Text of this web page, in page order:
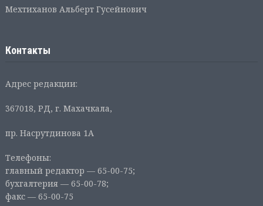
Мехтиханов Альберт Гусейнович
Контакты
Адрес редакции:
367018, РД, г. Махачкала,
пр. Насрутдинова 1А
Телефоны:
главный редактор — 65-00-75;
бухгалтерия — 65-00-78;
факс — 65-00-75